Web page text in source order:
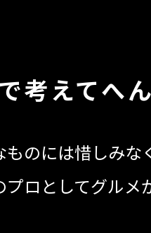
考えてへん
のには惜しみな
ロとしてグルメ